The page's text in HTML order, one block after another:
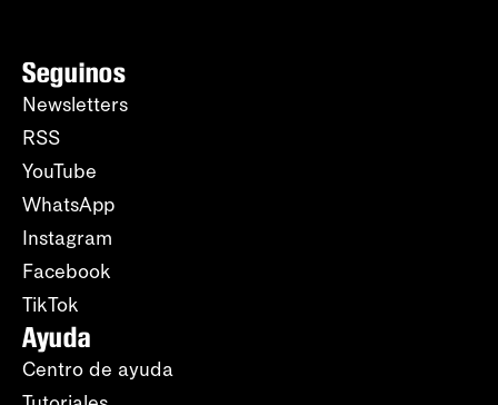
Seguinos
Newsletters
RSS
YouTube
WhatsApp
Instagram
Facebook
TikTok
Ayuda
Centro de ayuda